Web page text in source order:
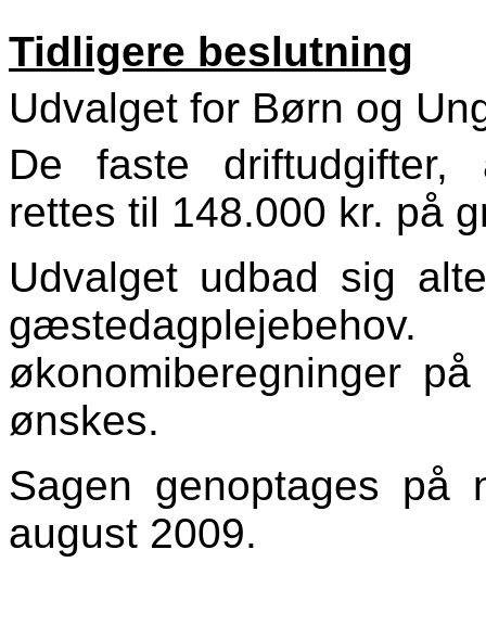
Tidligere beslutning
Udvalget for Børn og
De faste driftudgifter,
rettes til 148.000 kr. på
Udvalget udbad sig
økonomiberegninger
ønskes.
Sagen genoptages på
august 2009.